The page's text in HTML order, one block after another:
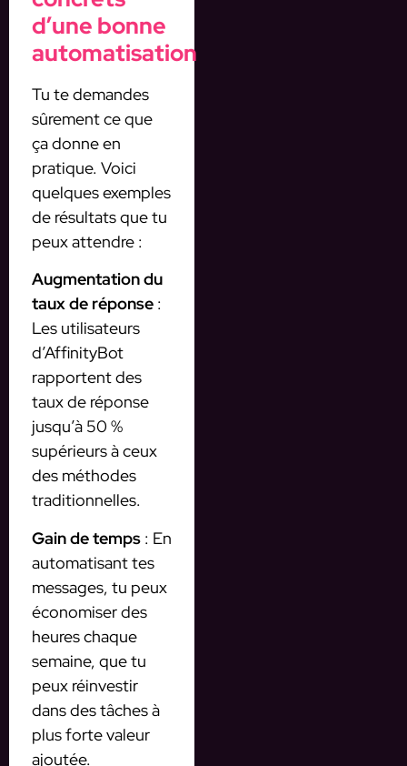
d’une bonne
automatisation
Tu te demandes
sûrement ce que
ça donne en
pratique. Voici
quelques exemples
de résultats que tu
peux attendre :
Augmentation du
taux de réponse :
Les utilisateurs
d’AffinityBot
rapportent des
taux de réponse
jusqu’à 50 %
supérieurs à ceux
des méthodes
traditionnelles.
Gain de temps : En
automatisant tes
messages, tu peux
économiser des
heures chaque
semaine, que tu
peux réinvestir
dans des tâches à
plus forte valeur
ajoutée.